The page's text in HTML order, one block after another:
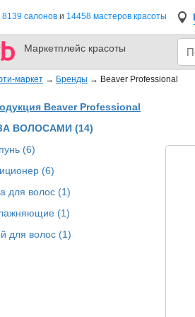
8139 салонов и 14458 мастеров красоты
Маркетплейс красоты
маркет → Бренды → Beaver Professional
Beaver Professional
ВОЛОСАМИ (14)
(6)
(6)
для волос (1)
(1)
для волос (1)